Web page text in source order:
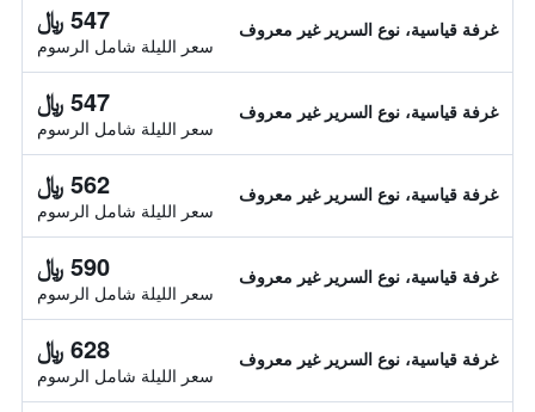
غرفة قياسية، نوع السرير غير معروف 547 ﷼
سعر الليلة شامل الرسوم
غرفة قياسية، نوع السرير غير معروف 547 ﷼
سعر الليلة شامل الرسوم
غرفة قياسية، نوع السرير غير معروف 562 ﷼
سعر الليلة شامل الرسوم
غرفة قياسية، نوع السرير غير معروف 590 ﷼
سعر الليلة شامل الرسوم
غرفة قياسية، نوع السرير غير معروف 628 ﷼
سعر الليلة شامل الرسوم